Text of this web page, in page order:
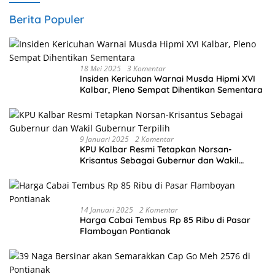
Berita Populer
18 Mei 2025 3 Komentar
Insiden Kericuhan Warnai Musda Hipmi XVI
Kalbar, Pleno Sempat Dihentikan Sementara
9 Januari 2025 2 Komentar
KPU Kalbar Resmi Tetapkan Norsan-
Krisantus Sebagai Gubernur dan Wakil
14 Januari 2025 2 Komentar
Harga Cabai Tembus Rp 85 Ribu di Pasar
Flamboyan Pontianak